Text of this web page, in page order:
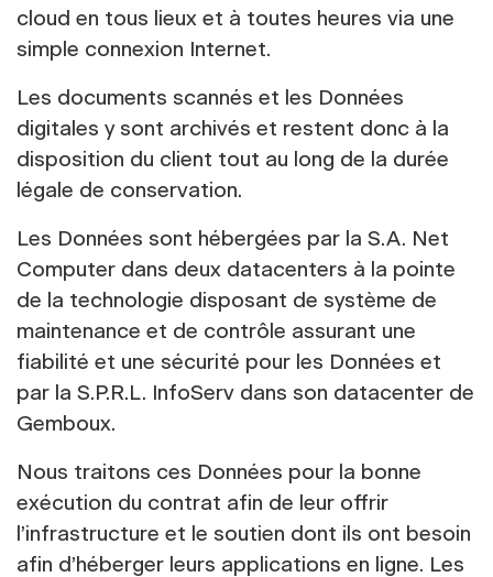
cloud en tous lieux et à toutes heures via une
simple connexion Internet.
Les documents scannés et les Données
digitales y sont archivés et restent donc à la
disposition du client tout au long de la durée
légale de conservation.
Les Données sont hébergées par la S.A. Net
Computer dans deux datacenters à la pointe
de la technologie disposant de système de
maintenance et de contrôle assurant une
fiabilité et une sécurité pour les Données et
par la S.P.R.L. InfoServ dans son datacenter de
Gemboux.
Nous traitons ces Données pour la bonne
exécution du contrat afin de leur offrir
l’infrastructure et le soutien dont ils ont besoin
afin d’héberger leurs applications en ligne. Les